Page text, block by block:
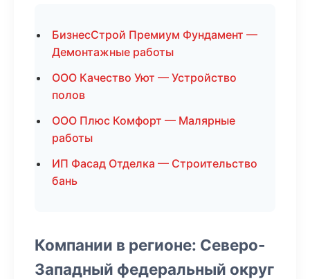
БизнесСтрой Премиум Фундамент —
Демонтажные работы
ООО Качество Уют — Устройство
полов
ООО Плюс Комфорт — Малярные
работы
ИП Фасад Отделка — Строительство
бань
Компании в регионе: Северо-
Западный федеральный округ